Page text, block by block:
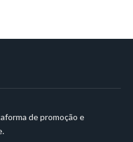
de promoção e